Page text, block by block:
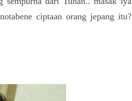
ciptaan orang jepang itu?